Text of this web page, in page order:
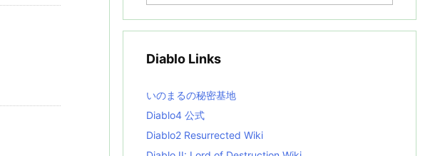
e
i
s
t
Diablo Links
いのまるの秘密基地
Diablo4 公式
Diablo2 Resurrected Wiki